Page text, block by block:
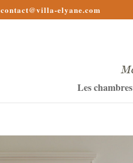
contact@villa-elyane.com
Les chambres